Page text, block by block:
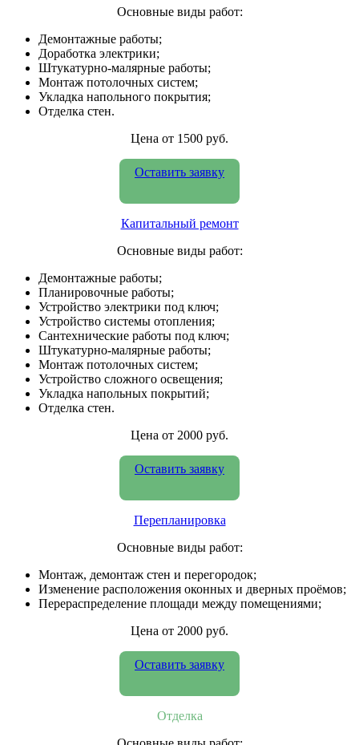
Основные виды работ:
Демонтажные работы;
Доработка электрики;
Штукатурно-малярные работы;
Монтаж потолочных систем;
Укладка напольного покрытия;
Отделка стен.
Цена от 1500 руб.
Оставить заявку
Капитальный ремонт
Основные виды работ:
Демонтажные работы;
Планировочные работы;
Устройство электрики под ключ;
Устройство системы отопления;
Сантехнические работы под ключ;
Штукатурно-малярные работы;
Монтаж потолочных систем;
Устройство сложного освещения;
Укладка напольных покрытий;
Отделка стен.
Цена от 2000 руб.
Оставить заявку
Перепланировка
Основные виды работ:
Монтаж, демонтаж стен и перегородок;
Изменение расположения оконных и дверных проёмов;
Перераспределение площади между помещениями;
Цена от 2000 руб.
Оставить заявку
Отделка